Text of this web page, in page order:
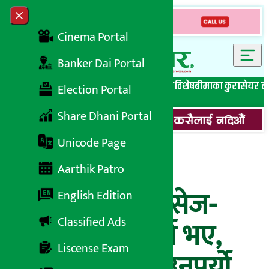
Skip to content
Close menu
Cinema Portal
Banker Dai Portal
Election Portal
Share Dhani Portal
Unicode Page
Aarthik Patro
English Edition
Classified Ads
Liscense Exam
सबै समाचारबेथिति मुर्दाबादबैंकिङ विशेष लघुवित्त विशेषबीमाका कुरासेयर
अर्थमन्त्रीलाई
लगानीकर्ताको मेसेज-
‘भीष्मले भष्म पार्ने भए,